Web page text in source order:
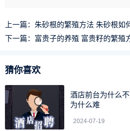
葫芦小苗生长期间要满足他对水
可在根系处打顶处理，促使萌发更
株周围适当撒一些颗粒肥就行，结
更快吸收掉养分。
上述分享的葫芦的育苗方法 葫芦
上一篇： 朱砂根的繁殖方法 朱砂根如
下一篇： 富贵子的养殖 富贵籽的繁殖
猜你喜欢
酒店前台为什么
为什么难
2024-07-19